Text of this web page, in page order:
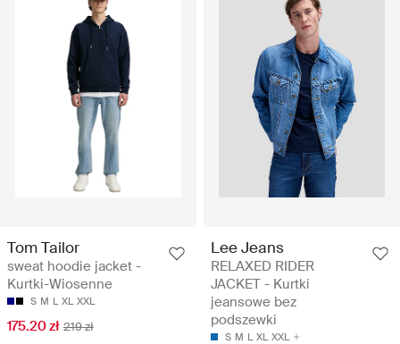
Tom Tailor
sweat hoodie jacket -
Kurtki-Wiosenne
S M L XL XXL
175.20 zł 219 zł
Lee Jeans
RELAXED RIDER
JACKET - Kurtki
jeansowe bez
podszewki
S M L XL XXL